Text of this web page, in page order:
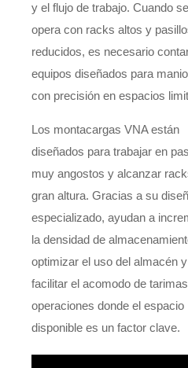
y el flujo de trabajo. Cuando se
opera con racks altos y
reducidos, es necesario
equipos diseñados para
con precisión en espacios
Los montacargas VNA están
diseñados para trabajar en
muy angostos y alcanzar
gran altura. Gracias a su
especializado, ayudan a
la densidad de
optimizar el uso del almacén y
facilitar el acomodo de
operaciones donde el espacio
disponible es un factor clave.